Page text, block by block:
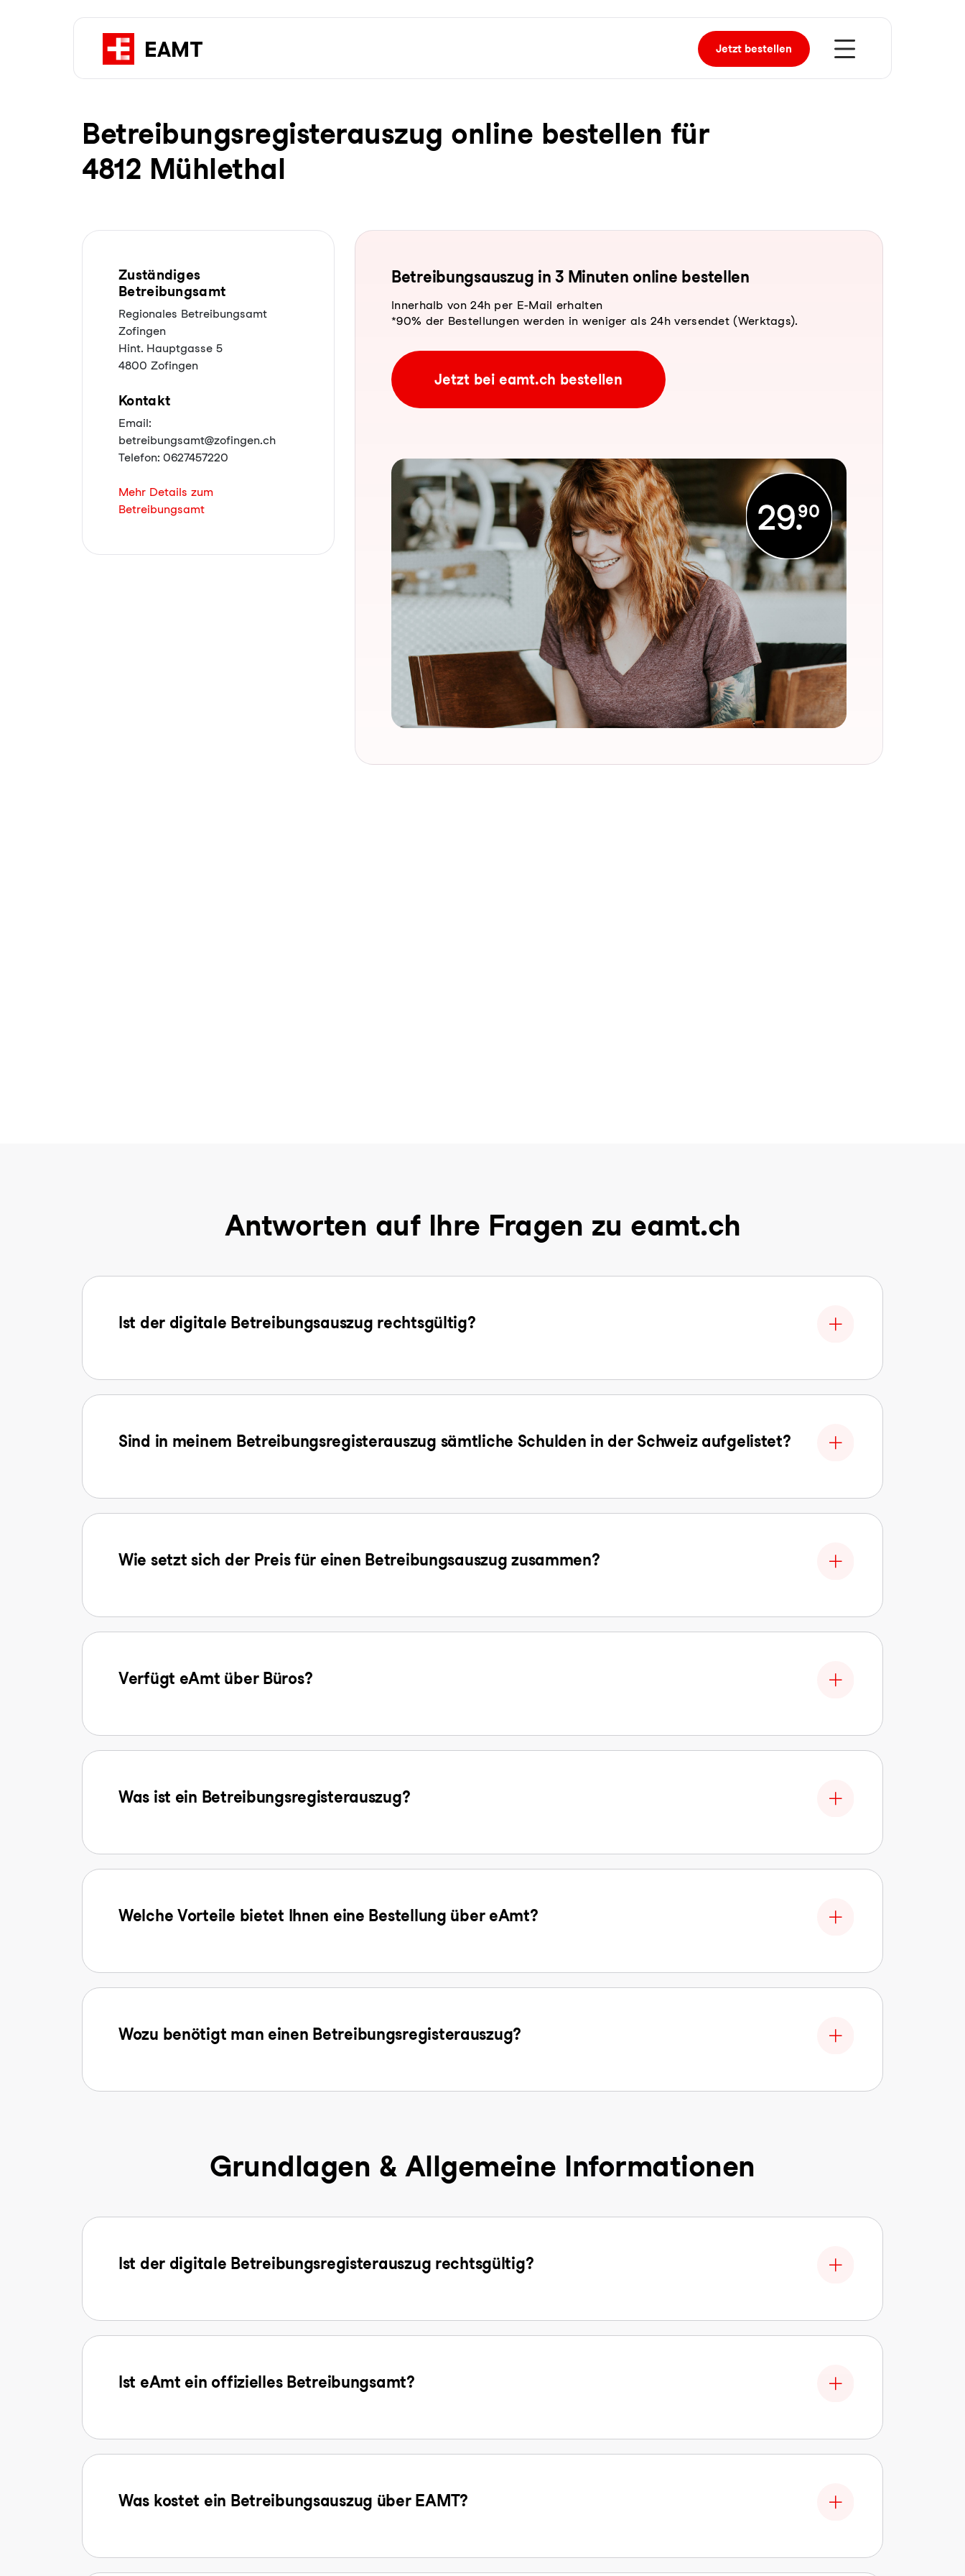
Jetzt bestellen
Be­trei­bungs­re­gis­ter­aus­zug online bestellen für
4812 Mühlethal
Zuständiges
Betreibungsamt
Regionales Betreibungsamt
Zofingen
Hint. Hauptgasse 5
4800 Zofingen
Kontakt
Email:
betreibungsamt@zofingen.ch
Telefon: 0627457220
Mehr Details zum
Betreibungsamt
Be­trei­bungs­aus­zug in 3 Minuten online bestellen
Innerhalb von 24h per E-Mail erhalten
*90% der Bestellungen werden in weniger als 24h versendet (Werktags).
Jetzt bei eamt.ch bestellen
Antworten auf Ihre Fragen zu eamt.ch
Ist der digitale Betreibungsauszug rechtsgültig?
Sind in meinem Betreibungsregisterauszug sämtliche Schulden in der Schweiz aufgelistet?
Wie setzt sich der Preis für einen Betreibungsauszug zusammen?
Verfügt eAmt über Büros?
Was ist ein Betreibungsregisterauszug?
Welche Vorteile bietet Ihnen eine Bestellung über eAmt?
Wozu benötigt man einen Betreibungsregisterauszug?
Grundlagen & Allgemeine Informationen
Ist der digitale Betreibungsregisterauszug rechtsgültig?
Ist eAmt ein offizielles Betreibungsamt?
Was kostet ein Betreibungsauszug über EAMT?